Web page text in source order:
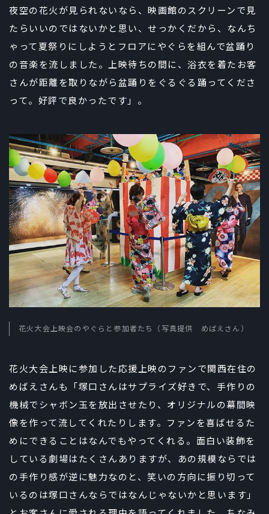
夜空の花火が見られないなら、映画館のスクリーンで見
たらいいのではないかと思い、せっかくだから、なんち
ゃって夏祭りにしようとフロアにやぐらを組んで盆踊り
の音楽を流しました。上映待ちの間に、浴衣を着たお客
さんが距離を取りながら盆踊りをぐるぐる踊ってくださ
って。好評で良かったです」。
花火大会上映会のやぐらと参加者たち（写真提供 めばえさん）
花火大会上映に参加した応援上映のファンで関西在住の
めばえさんも「塚口さんはサプライズ好きで、手作りの
機械でシャボン玉を放出させたり、オリジナルの幕間映
像を作って流してくれたりします。ファンを喜ばせるた
めにできることはなんでもやってくれる。面白い装飾を
している劇場はたくさんありますが、あの規模ならでは
の手作り感が逆に魅力なのと、笑いの方向に振り切って
いるのは塚口さんならではなんじゃないかと思います」